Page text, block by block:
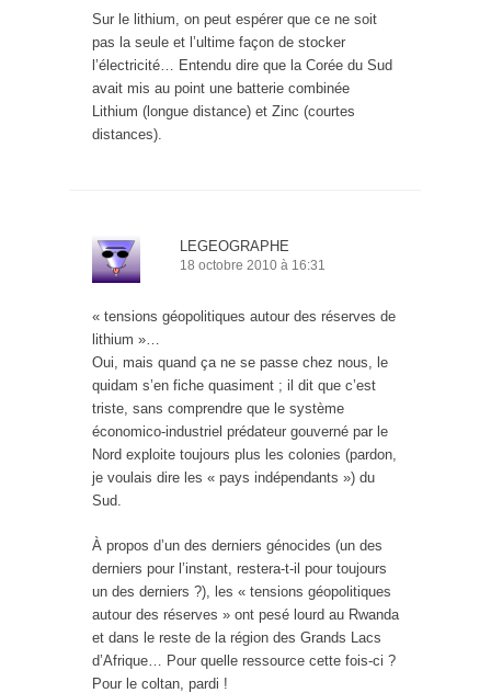
Sur le lithium, on peut espérer que ce ne soit
pas la seule et l’ultime façon de stocker
l’électricité… Entendu dire que la Corée du Sud
avait mis au point une batterie combinée
Lithium (longue distance) et Zinc (courtes
distances).
LEGEOGRAPHE
18 octobre 2010 à 16:31
« tensions géopolitiques autour des réserves de
lithium »…
Oui, mais quand ça ne se passe chez nous, le
quidam s’en fiche quasiment ; il dit que c’est
triste, sans comprendre que le système
économico-industriel prédateur gouverné par le
Nord exploite toujours plus les colonies (pardon,
je voulais dire les « pays indépendants ») du
Sud.
À propos d’un des derniers génocides (un des
derniers pour l’instant, restera-t-il pour toujours
un des derniers ?), les « tensions géopolitiques
autour des réserves » ont pesé lourd au Rwanda
et dans le reste de la région des Grands Lacs
d’Afrique… Pour quelle ressource cette fois-ci ?
Pour le coltan, pardi !